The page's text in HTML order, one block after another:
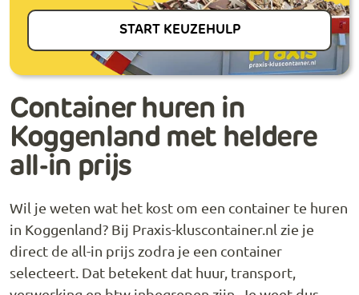
START KEUZEHULP
Container huren in
Koggenland met heldere
all-in prijs
Wil je weten wat het kost om een container te huren
in Koggenland? Bij Praxis-kluscontainer.nl zie je
direct de all-in prijs zodra je een container
selecteert. Dat betekent dat huur, transport,